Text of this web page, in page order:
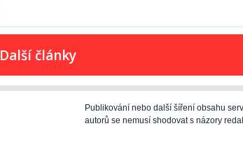
Další články
Publikování nebo další šíření obsahu
autorů se nemusí shodovat s názory